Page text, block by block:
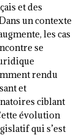
et des
un contexte
les cas
se
rendu
et
ciblant
évolution
qui s’est